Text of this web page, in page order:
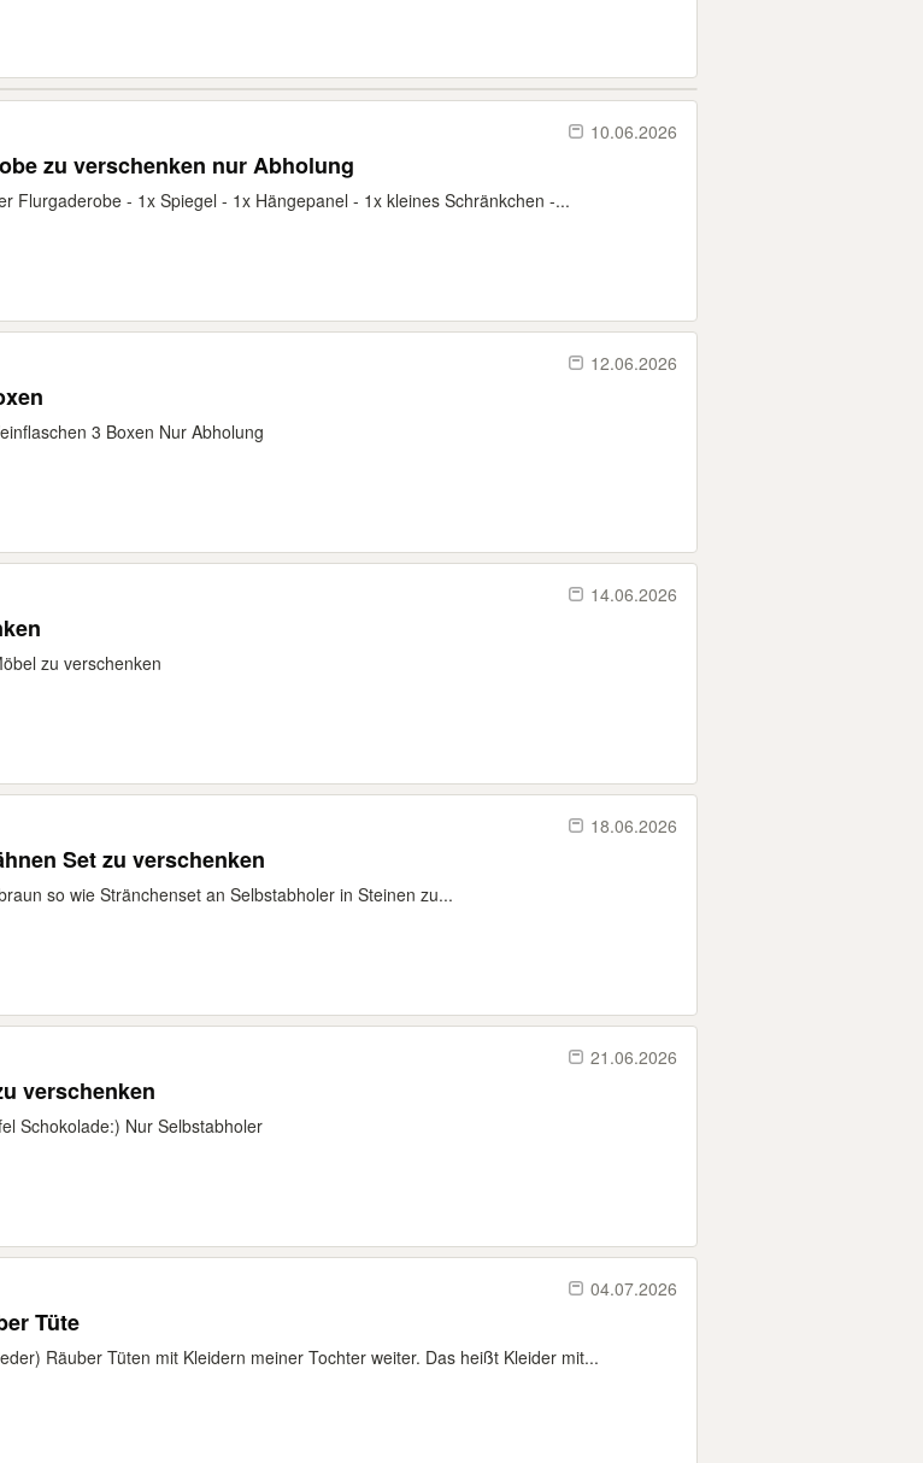
10.06.2026
zu verschenken nur Abholung
Flurgaderobe - 1x Spiegel - 1x Hängepanel - 1x kleines Schränkchen -...
12.06.2026
3 Boxen Nur Abholung
14.06.2026
zu verschenken
18.06.2026
Set zu verschenken
so wie Stränchenset an Selbstabholer in Steinen zu...
21.06.2026
verschenken
Schokolade:) Nur Selbstabholer
04.07.2026
Tüte
Räuber Tüten mit Kleidern meiner Tochter weiter. Das heißt Kleider mit...